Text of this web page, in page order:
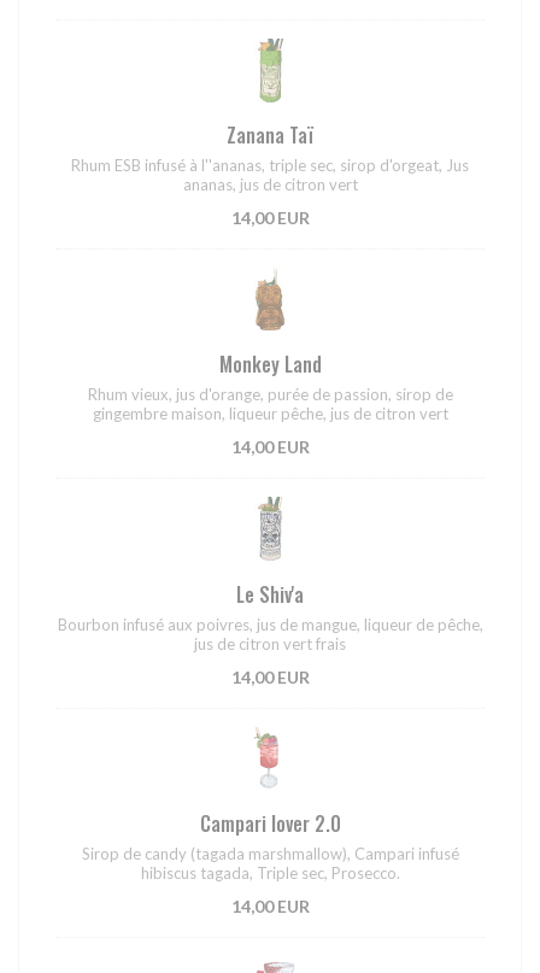
Zanana Taï
Rhum ESB infusé à l''ananas, triple sec, sirop d'orgeat, Jus
ananas, jus de citron vert
14,00 EUR
Monkey Land
Rhum vieux, jus d'orange, purée de passion, sirop de
gingembre maison, liqueur pêche, jus de citron vert
14,00 EUR
Le Shiv'a
Bourbon infusé aux poivres, jus de mangue, liqueur de pêche,
jus de citron vert frais
14,00 EUR
Campari lover 2.0
Sirop de candy (tagada marshmallow), Campari infusé
hibiscus tagada, Triple sec, Prosecco.
14,00 EUR